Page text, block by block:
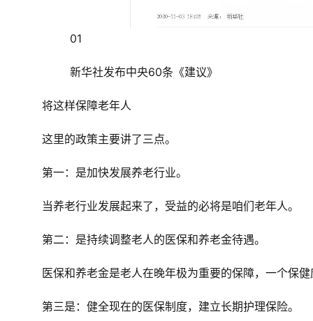
01
新华社发布中央60条《建议》
将这样保障老年人
这里的政策主要讲了三点。
第一：是加快发展养老行业。
当养老行业发展起来了，受益的必将是咱们老年人。
第二：是持续调整老人的医保和养老金待遇。
医保和养老金是老人在晚年极为重要的保障，一个保
第三是：健全现在的医保制度，建立长期护理保险。